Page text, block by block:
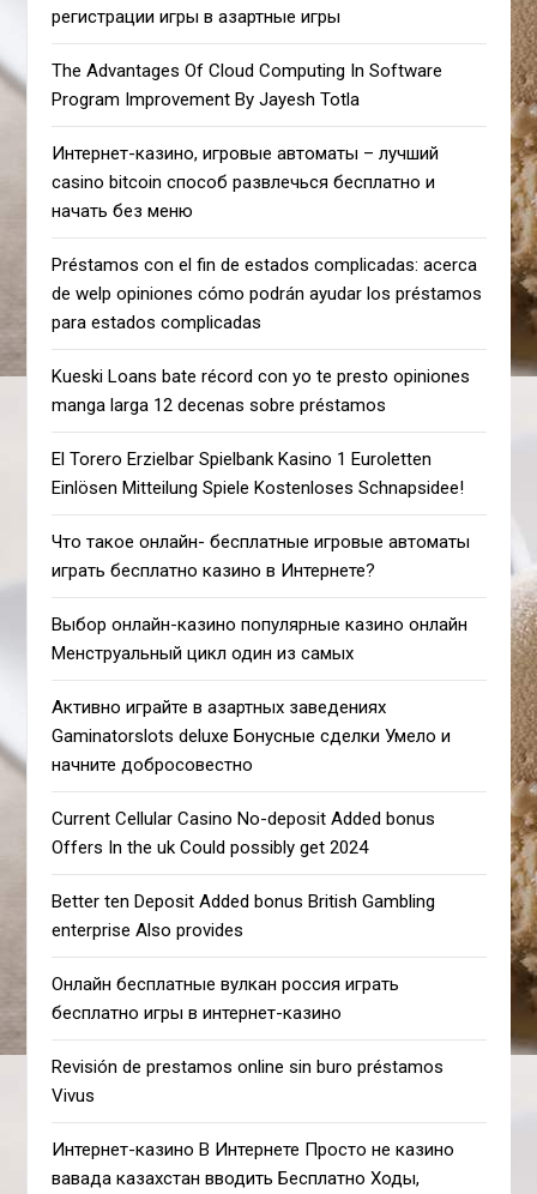
регистрации игры в азартные игры
The Advantages Of Cloud Computing In Software
Program Improvement By Jayesh Totla
Интернет-казино, игровые автоматы – лучший
casino bitcoin способ развлечься бесплатно и
начать без меню
Préstamos con el fin de estados complicadas: acerca
de welp opiniones cómo podrán ayudar los préstamos
para estados complicadas
Kueski Loans bate récord con yo te presto opiniones
manga larga 12 decenas sobre préstamos
El Torero Erzielbar Spielbank Kasino 1 Euroletten
Einlösen Mitteilung Spiele Kostenloses Schnapsidee!
Что такое онлайн- бесплатные игровые автоматы
играть бесплатно казино в Интернете?
Выбор онлайн-казино популярные казино онлайн
Менструальный цикл один из самых
Активно играйте в азартных заведениях
Gaminatorslots deluxe Бонусные сделки Умело и
начните добросовестно
Current Cellular Casino No-deposit Added bonus
Offers In the uk Could possibly get 2024
Better ten Deposit Added bonus British Gambling
enterprise Also provides
Онлайн бесплатные вулкан россия играть
бесплатно игры в интернет-казино
Revisión de prestamos online sin buro préstamos
Vivus
Интернет-казино В Интернете Просто не казино
вавада казахстан вводить Бесплатно Ходы,